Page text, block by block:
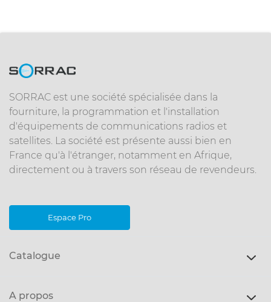
SORRAC est une société spécialisée dans la
fourniture, la programmation et l'installation
d'équipements de communications radios et
satellites. La société est présente aussi bien en
France qu'à l'étranger, notamment en Afrique,
directement ou à travers son réseau de revendeurs.
Espace Pro
Catalogue
A propos